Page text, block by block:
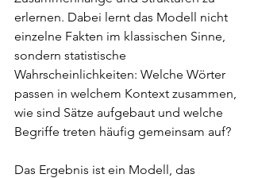
erlernen. Dabei lernt das Modell nicht
einzelne Fakten im klassischen Sinne,
sondern statistische
Wahrscheinlichkeiten: Welche Wörter
passen in welchem Kontext zusammen,
wie sind Sätze aufgebaut und welche
Begriffe treten häufig gemeinsam auf?
Das Ergebnis ist ein Modell, das